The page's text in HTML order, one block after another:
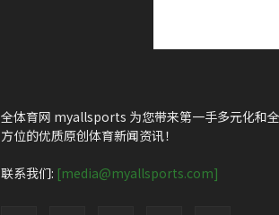
全体育网 myallsports 为您带来第一手多元化和全
方位的优质原创体育新闻资讯！
联系我们: [media@myallsports.com]